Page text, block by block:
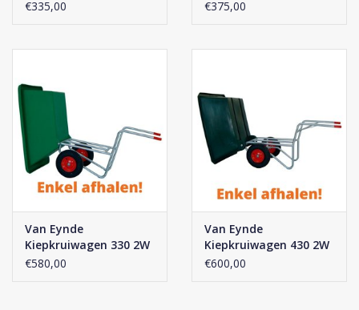
€335,00
€375,00
Van Eynde
Kiepkruiwagen 330 2W
€580,00
Van Eynde
Kiepkruiwagen 430 2W
€600,00